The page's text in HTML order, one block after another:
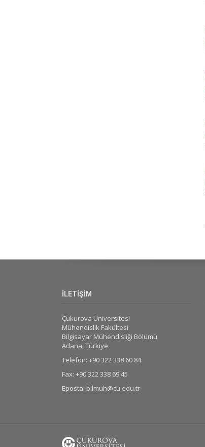
İLETİŞİM
Çukurova Üniversitesi
Mühendislik Fakültesi
Bilgisayar Mühendisliği Bölümü
Adana, Türkiye
Telefon: +90 322 338 60 84
Fax: +90 322 338 69 45
Eposta: bilmuh@cu.edu.tr